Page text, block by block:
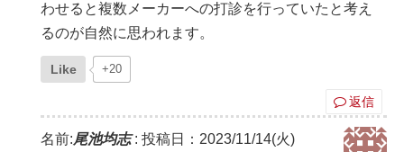
わせると複数メーカーへの打診を行っていたと考え
るのが自然に思われます。
Like +20
返信
名前:尾池均志: 投稿日：2023/11/14(火)